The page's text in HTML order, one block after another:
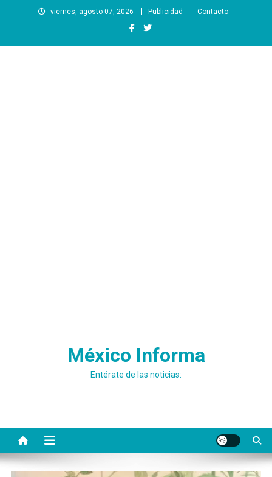
viernes, agosto 07, 2026 Publicidad Contacto
México Informa
Entérate de las noticias: